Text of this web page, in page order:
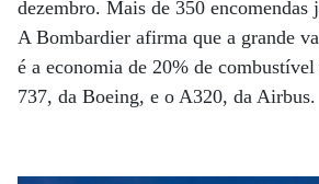
dezembro. Mais de 350 encomendas
A Bombardier afirma que a grande
é a economia de 20% de
737, da Boeing, e o A320, da Airbus.